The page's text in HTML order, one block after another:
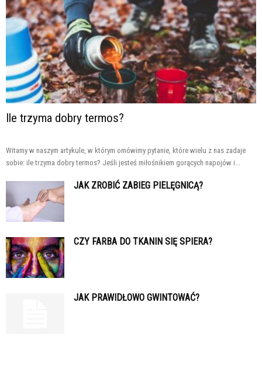
Ile trzyma dobry termos?
Witamy w naszym artykule, w którym omówimy pytanie, które wielu z nas zadaje
sobie: ile trzyma dobry termos? Jeśli jesteś miłośnikiem gorących napojów i...
JAK ZROBIĆ ZABIEG PIELĘGNICĄ?
CZY FARBA DO TKANIN SIĘ SPIERA?
JAK PRAWIDŁOWO GWINTOWAĆ?